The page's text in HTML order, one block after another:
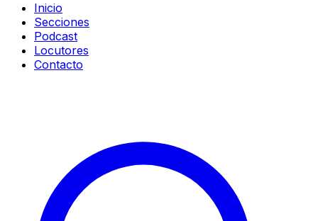
Inicio
Secciones
Podcast
Locutores
Contacto